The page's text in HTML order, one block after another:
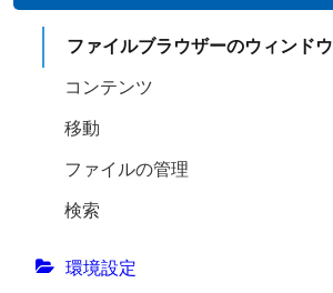
ファイルブラウザーのウィンドウ
コンテンツ
移動
ファイルの管理
検索
環境設定